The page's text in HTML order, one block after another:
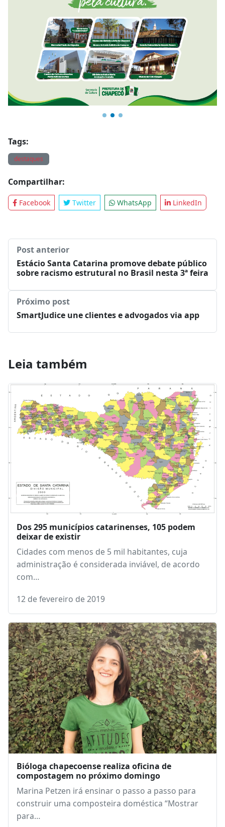
Tags:
destaques
Compartilhar:
Facebook Twitter WhatsApp LinkedIn
Post anterior
Estácio Santa Catarina promove debate público
sobre racismo estrutural no Brasil nesta 3ª feira
Próximo post
SmartJudice une clientes e advogados via app
Leia também
Dos 295 municípios catarinenses, 105 podem
deixar de existir
Cidades com menos de 5 mil habitantes, cuja
administração é considerada inviável, de acordo
com…
12 de fevereiro de 2019
Bióloga chapecoense realiza oficina de
compostagem no próximo domingo
Marina Petzen irá ensinar o passo a passo para
construir uma composteira doméstica “Mostrar
para…